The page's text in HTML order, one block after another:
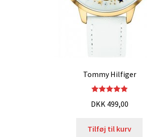
Tommy Hilfiger
ud af 5
DKK499,00
Tilføj til kurv